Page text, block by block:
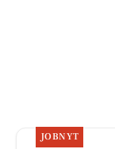
JOBNYT